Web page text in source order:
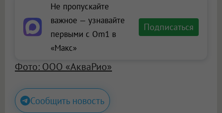
Не пропускайте
важное — узнавайте
первыми с Om1 в
«Макс»
Подписаться
Фото: ООО «АкваРио»
Сообщить новость